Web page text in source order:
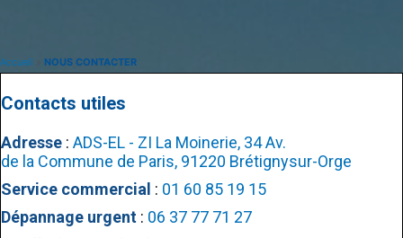
Accueil NOUS CONTACTER
Contacts utiles
Adresse : ADS-EL - ZI La Moinerie, 34 Av.
de la Commune de Paris, 91220 Brétignysur-Orge
Service commercial : 01 60 85 19 15
Dépannage urgent : 06 37 77 71 27